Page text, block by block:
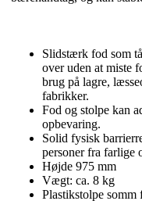
Slidstærk fod som
over uden at miste
brug på lagre,
fabrikker.
Fod og stolpe kan
opbevaring.
Solid fysisk
personer fra farlige
Højde 975 mm
Vægt: ca. 8 kg
Plastikstolpe somm